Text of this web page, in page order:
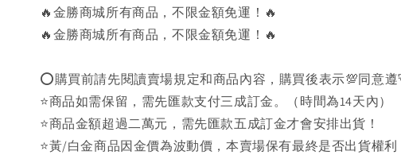
🔥金勝商城所有商品，不限金額免運！🔥
🔥金勝商城所有商品，不限金額免運！🔥
⭕購買前請先閱讀賣場規定和商品內容，購買後表示💯同意遵
⭐商品如需保留，需先匯款支付三成訂金。（時間為14天內）
⭐商品金額超過二萬元，需先匯款五成訂金才會安排出貨！
⭐黃/白金商品因金價為波動價，本賣場保有最終是否出貨權利